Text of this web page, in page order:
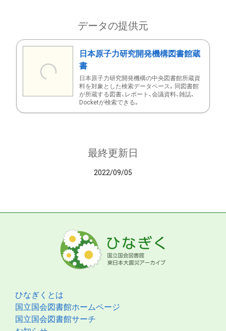
データの提供元
日本原子力研究開発機構図書館蔵
書
日本原子力研究開発機構の中央図書館所蔵資
料を対象とした検索データベース。同図書館
が所蔵する図書、レポート、会議資料、雑誌、
Docketが検索できる。
最終更新日
2022/09/05
ひなぎくとは
国立国会図書館ホームページ
国立国会図書館サーチ